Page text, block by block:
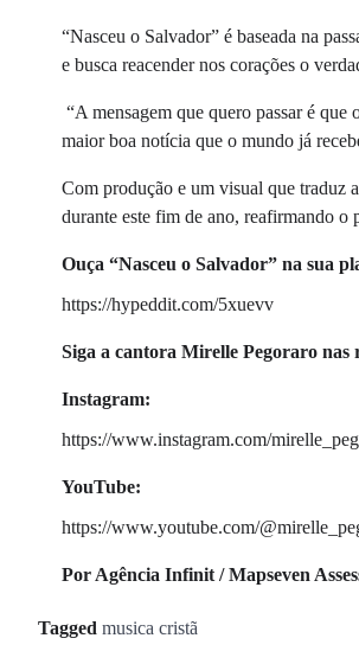
“Nasceu o Salvador” é baseada na
e busca reacender nos corações o
“A mensagem que quero passar é que
maior boa notícia que o mundo já
Com produção e um visual que traduz
durante este fim de ano, reafirmando
Ouça “Nasceu o Salvador” na sua
https://hypeddit.com/5xuevv
Siga a cantora Mirelle Pegoraro nas
Instagram:
https://www.instagram.com/
YouTube:
https://www.youtube.com/
Por Agência Infinit / Mapseven
Tagged musica cristã